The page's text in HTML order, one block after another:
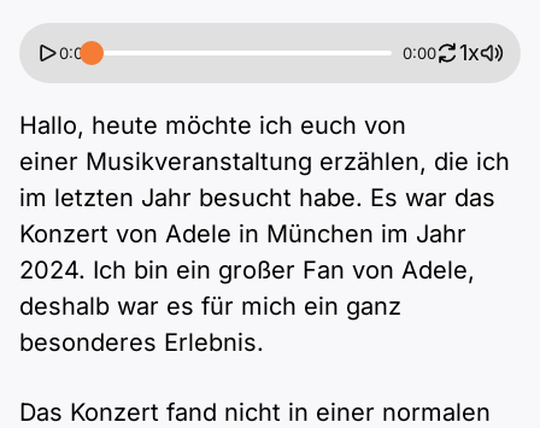
0:00 0:00 1x
Hallo, heute möchte ich euch von
einer Musikveranstaltung erzählen, die ich
im letzten Jahr besucht habe. Es war das
Konzert von Adele in München im Jahr
2024. Ich bin ein großer Fan von Adele,
deshalb war es für mich ein ganz
besonderes Erlebnis.
Das Konzert fand nicht in einer normalen